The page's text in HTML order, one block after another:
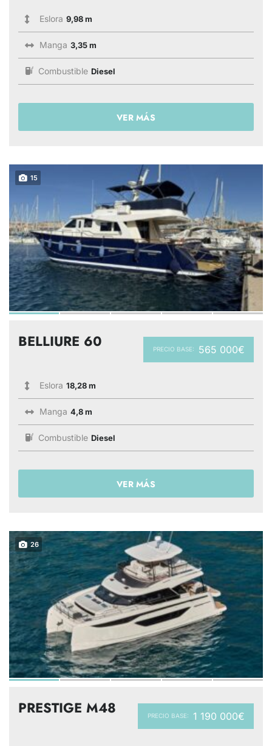
Eslora 9,98 m
Manga 3,35 m
Combustible Diesel
VER MÁS
15
PRECIO BASE: 565 000€
BELLIURE 60
Eslora 18,28 m
Manga 4,8 m
Combustible Diesel
VER MÁS
26
PRECIO BASE: 1 190 000€
PRESTIGE M48